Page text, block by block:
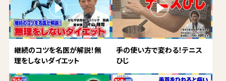
継続のコツを名医が解説！無
理をしないダイエット
手の使い方で変わる！テニス
ひじ